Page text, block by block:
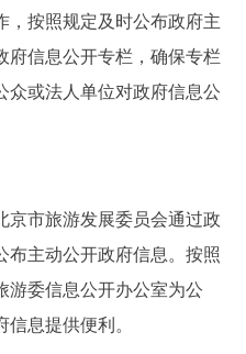
读 回应关切
开
务 投资项目
务
，按照规定及时公布政府主
府信息公开专栏，确保专栏
众或法人单位对政府信息公
市旅游发展委员会通过政
布主动公开政府信息。按照
游委信息公开办公室为公
息提供便利。